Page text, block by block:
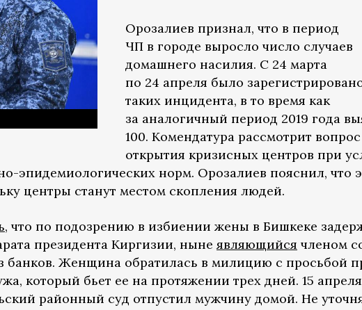
Орозалиев признал, что в период
ЧП в городе выросло число случаев
домашнего насилия. С 24 марта
по 24 апреля было
таких инцидента, в то время как
за аналогичный период 2019 года
100. Комендатура рассмотрит вопрос
открытия кризисных центров при
эпидемиологических норм. Орозалиев пояснил, что
центры станут местом скопления людей.
, что по подозрению в избиении жены в Бишкеке
президента Киргизии, нынеявляющийся членом
банков. Женщина обратилась в милицию с просьбой
который бьет ее на протяжении трех дней. 15
районный суд отпустил мужчину домой. Не